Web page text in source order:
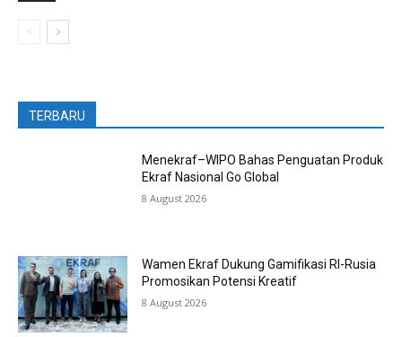
TERBARU
Menekraf–WIPO Bahas Penguatan Produk
Ekraf Nasional Go Global
8 August 2026
Wamen Ekraf Dukung Gamifikasi RI-Rusia
Promosikan Potensi Kreatif
8 August 2026